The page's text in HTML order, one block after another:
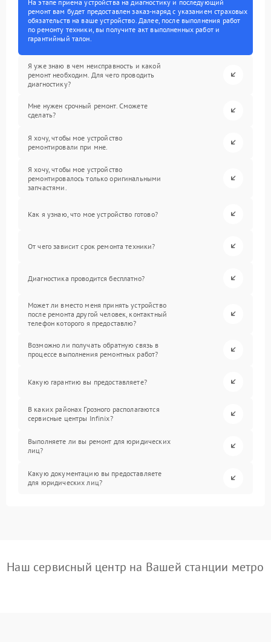
На этапе приема устройства на диагностику и последующий
ремонт вам будет предоставлен заказ-наряд с указанием страховых
обязательств на ваше устройство. Далее, после выполнения работ
по ремонту техники, вы получите акт выполненных работ и
гарантийный талон.
Я уже знаю в чем неисправность и какой
ремонт необходим. Для чего проводить
диагностику?
Мне нужен срочный ремонт. Сможете
сделать?
Я хочу, чтобы мое устройство
ремонтировали при мне.
Я хочу, чтобы мое устройство
ремонтировалось только оригинальными
запчастями.
Как я узнаю, что мое устройство готово?
От чего зависит срок ремонта техники?
Диагностика проводится бесплатно?
Может ли вместо меня принять устройство
после ремонта другой человек, контактный
телефон которого я предоставлю?
Возможно ли получать обратную связь в
процессе выполнения ремонтных работ?
Какую гарантию вы предоставляете?
В каких районах Грозного располагаются
сервисные центры Infinix?
Выполняете ли вы ремонт для юридических
лиц?
Какую документацию вы предоставляете
для юридических лиц?
Наш сервисный центр на Вашей станции метро